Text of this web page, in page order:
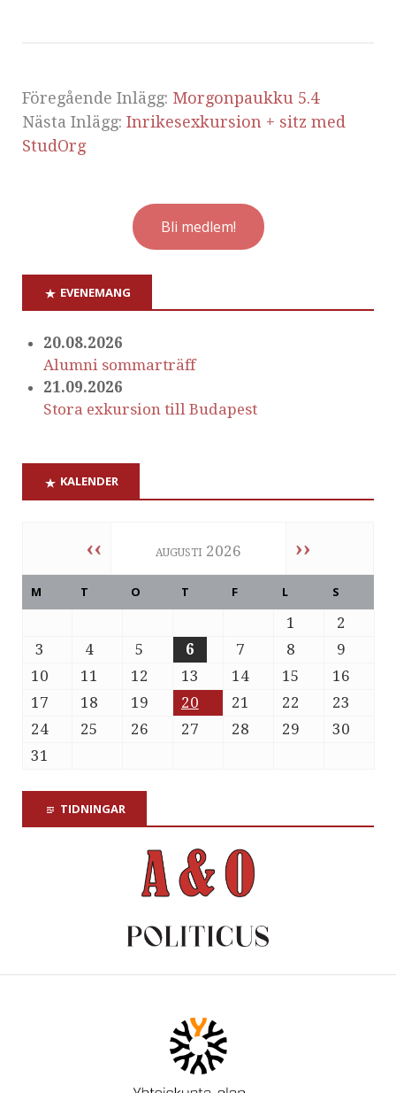
Föregående Inlägg: Morgonpaukku 5.4
Nästa Inlägg: Inrikesexkursion + sitz med
StudOrg
Bli medlem!
EVENEMANG
20.08.2026
Alumni sommarträff
21.09.2026
Stora exkursion till Budapest
KALENDER
‹‹ augusti 2026 ››
M T O T F L S
1
2
3
4 5 6 7 8
9
10
11 12 13 14 15
16
17
18 19 20 21 22
23
24
25 26 27 28 29
30
31
TIDNINGAR